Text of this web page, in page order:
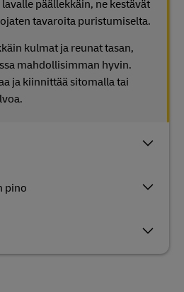
pino
päällekkäin, ne kestävät
tavaroita puristumiselta.
kulmat ja reunat tasan,
mahdollisimman hyvin.
ja kiinnittää sitomalla tai